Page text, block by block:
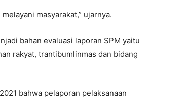
masyarakat,” ujarnya.
bahan evaluasi laporan SPM yaitu
rakyat, trantibumlinmas dan bidang
bahwa pelaporan pelaksanaan